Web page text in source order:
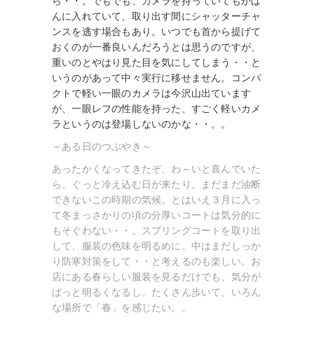
んに入れていて、取り出す間にシャッターチャ
ンスを逃す場合もあり。いつでも首から提げて
おくのが一番良いんだろうとは思うのですが、
重いのとやはり見た目を気にしてしまう・・と
いうのがあって中々実行に移せません。コンパ
クトで軽い一眼のカメラは今沢山出ています
が、一眼レフの性能を持った、すごく軽いカメ
ラというのは登場しないのかな・・。。
～ある日のつぶやき～
あったかくなってきたぞ、わ～いと喜んでいた
ら、ぐっと冷え込む日が来たり。
まだまだ油断
できないこの時期の気候。とはいえ３月に入っ
て冬まっさかりの頃の分厚いコートは気分的に
もそぐわない・・。スプリングコートを取り出
して、服装の色味を明るめに。中はまだしっか
り防寒対策をして・・と考えるのも楽しい。お
店にある春らしい服装を見るだけでも、気分が
ぱっと明るくなるし。たくさん歩いて、いろん
な場所で「春」を感じたい。。